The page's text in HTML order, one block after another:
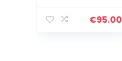
Taille M, Blanc
€95.00